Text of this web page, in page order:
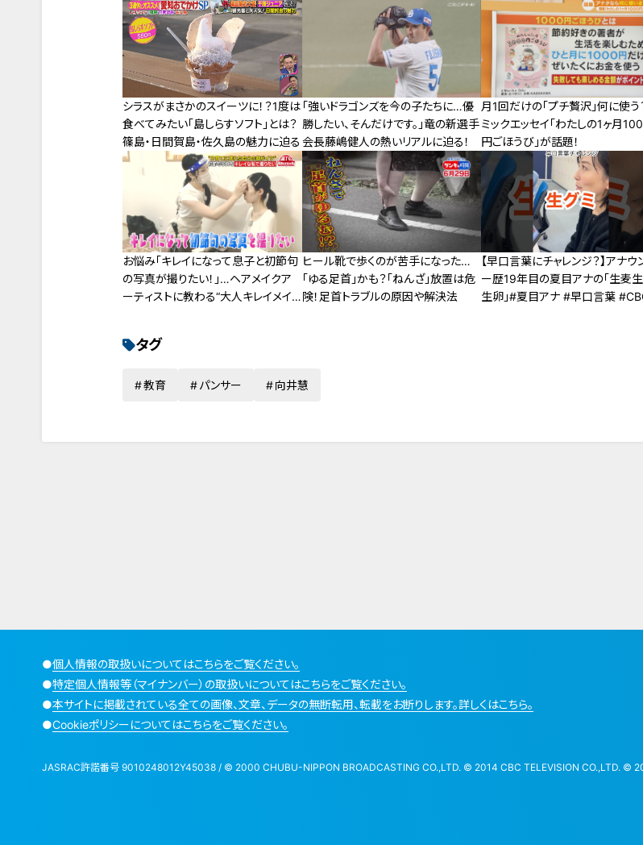
シラスがまさかのスイーツに！？1度は
食べてみたい「島しらすソフト」とは？
篠島・日間賀島・佐久島の魅力に迫る
「強いドラゴンズを今の子たちに…優
勝したい、そんだけです。」竜の新選手
会長藤嶋健人の熱いリアルに迫る！
月1回だけの「プチ贅沢」何に使う
ミックエッセイ「わたしの1ヶ月
円ごほうび」が話題！
お悩み「キレイになって息子と初節句
の写真が撮りたい！」…ヘアメイクア
ーティストに教わる“大人キレイメイ
ヒール靴で歩くのが苦手になった…
「ゆる足首」かも？「ねんざ」放置は危
険！足首トラブルの原因や解決法
【早口言葉にチャレンジ？】アナウ
ー歴19年目の夏目アナの「生麦
生卵」#夏目アナ #早口言葉
タグ
教育 パンサー 向井慧
●個人情報の取扱いについてはこちらをご覧ください。
●特定個人情報等（マイナンバー）の取扱いについてはこちらをご覧ください。
●本サイトに掲載されている全ての画像、文章、データの無断転用、転載をお断りします。詳しくはこちら。
●Cookieポリシーについてはこちらをご覧ください。
JASRAC許諾番号 9010248012Y45038 / © 2000 CHUBU-NIPPON BROADCASTING CO.,LTD. © 2014 CBC TELEVISION CO.,LTD. ©